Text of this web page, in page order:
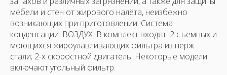
мебели и стен от жирового налёта, неизбежно
возникающих при приготовлении. Системa
конденсации: ВОЗДУХ. В комплект входят: 2 съемных и
моющихся жироулавливающих фильтра из нерж.
стали; 2-х скоростной двигатель. Некоторые модели
включают угольный фильтр.